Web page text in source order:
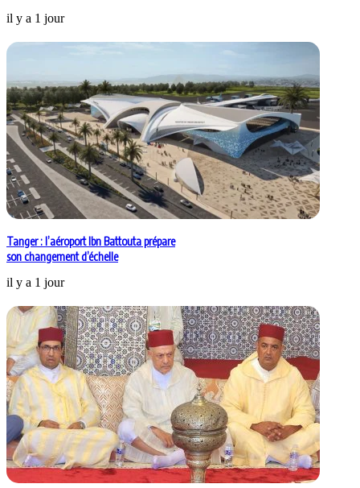
il y a 1 jour
Tanger : l’aéroport Ibn Battouta prépare
son changement d’échelle
il y a 1 jour